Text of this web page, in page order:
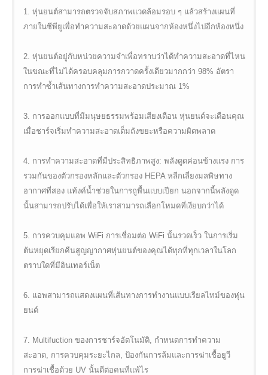
1. หุ่นยนต์สามารถตรวจจับสภาพแวดล้อมรอบ ๆ แล้วสร้างแผนที่
ภายในซีพียูเพื่อทำความสะอาดด้วยแผนจากห้องหนึ่งไปอีกห้องหนึ่ง
2. หุ่นยนต์อยู่กับหน่วยความจำเพื่อทราบว่าได้ทำความสะอาดที่ไหน
ในขณะที่ไม่ได้ครอบคลุมการกวาดครั้งเดียวมากกว่า 98% อัตรา
การทำซ้ำเส้นทางการทำความสะอาดประมาณ 1%
3. การออกแบบที่มีมนุษยธรรมพร้อมเสียงเตือน หุ่นยนต์จะเตือนคุณ
เมื่อชาร์จเริ่มทำความสะอาดเต็มถังขยะหรือความผิดพลาด
4. การทำความสะอาดที่มีประสิทธิภาพสูง: พลังดูดค่อนข้างแรง การ
รวมกันของตัวกรองหลักและตัวกรอง HEPA หลีกเลี่ยงมลพิษทาง
อากาศที่สอง แท้งค์น้ำช่วยในการถูพื้นแบบเปียก นอกจากนี้พลังดูด
นั้นสามารถปรับได้เพื่อให้เราสามารถเลือกโหมดที่เงียบกว่าได้
5. การควบคุมแอพ WiFi การเชื่อมต่อ WiFi นั้นรวดเร็ว ในการเริ่ม
ต้นหยุดเรียกคืนสูญญากาศหุ่นยนต์ของคุณได้ทุกที่ทุกเวลาในโลก
ตราบใดที่มีอินเทอร์เน็ต
6. แอพสามารถแสดงแผนที่เส้นทางการทำงานแบบเรียลไทม์ของหุ่น
ยนต์
7. Multifuction ของการชาร์จอัตโนมัติ, กำหนดการทำความ
สะอาด, การควบคุมระยะไกล, ป้องกันการล้มและการฆ่าเชื้อยูวี
การฆ่าเชื้อด้วย UV นั้นดีต่อคนที่แพ้ไร